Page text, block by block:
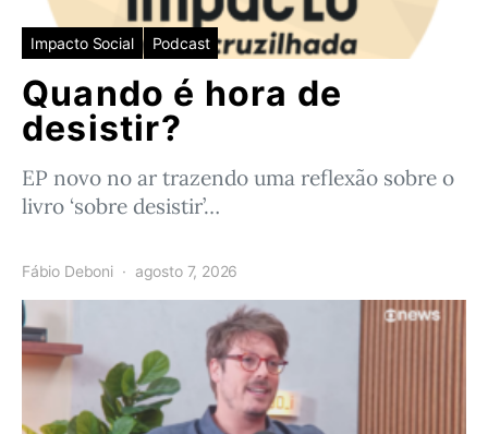
Impacto Social Podcast
Quando é hora de
desistir?
EP novo no ar trazendo uma reflexão sobre o
livro ‘sobre desistir’…
Fábio Deboni agosto 7, 2026